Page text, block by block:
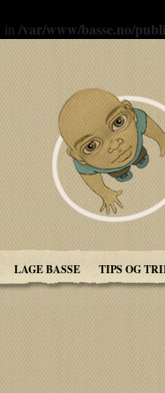
in /var/www/basse.no/
LAGE BASSE TIPS OG